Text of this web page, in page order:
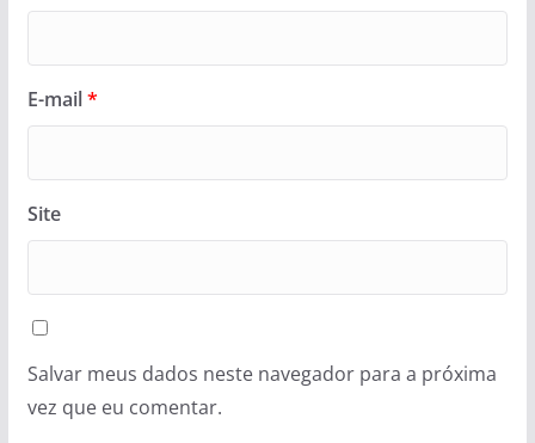
E-mail*
Site
Salvar meus dados neste navegador para a próxima
vez que eu comentar.